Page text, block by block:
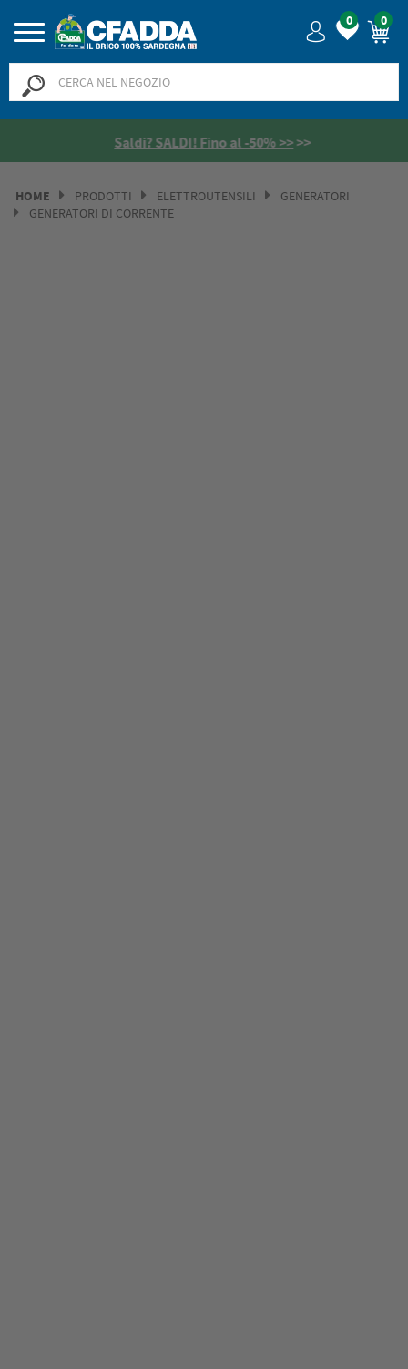
0 0
Saldi? SALDI! Fino al -50% >>>>
HOME PRODOTTI ELETTROUTENSILI
GENERATORI
GENERATORI DI CORRENTE